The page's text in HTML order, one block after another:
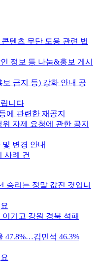
텐츠 무단 도용 관련 법
정보 등 나눔&홍보 게시
금지 등) 강화 안내 공
니다
에 관련한 재공지
자제 요청에 관한 공지
변경 안내
사례 건
승리는 정말 값진 것입니
기고 강원 경북 석패
47.8%…김민석 46.3%